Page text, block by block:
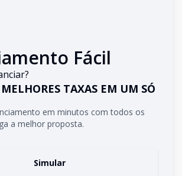
Fácil
TAXAS EM UM SÓ
em minutos com todos os
a melhor proposta.
Simular